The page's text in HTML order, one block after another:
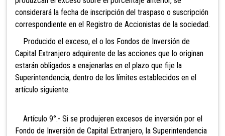
considerará la fecha de inscripción del traspaso o suscripción
correspondiente en el Registro de Accionistas de la sociedad.
Producido el exceso, el o los Fondos de Inversión de
Capital Extranjero adquirente de las acciones que lo originan
estarán obligados a enajenarlas en el plazo que fije la
Superintendencia, dentro de los límites establecidos en el
artículo siguiente.
Artículo 9°.- Si se produjeren excesos de inversión por el
Fondo de Inversión de Capital Extranjero, la Superintendencia